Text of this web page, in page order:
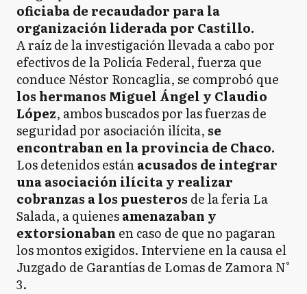
oficiaba de recaudador para la
organización liderada por Castillo.
A raíz de la investigación llevada a cabo por
efectivos de la Policía Federal, fuerza que
conduce Néstor Roncaglia, se comprobó que
los hermanos Miguel Ángel y Claudio
López, ambos buscados por las fuerzas de
seguridad por asociación ilícita, se
encontraban en la provincia de Chaco.
Los detenidos estánacusados de integrar
una asociación ilícita y realizar
cobranzas a los puesteros de la feria La
Salada, a quienesamenazaban y
extorsionaban en caso de que no pagaran
los montos exigidos. Interviene en la causa el
Juzgado de Garantías de Lomas de Zamora N°
3.